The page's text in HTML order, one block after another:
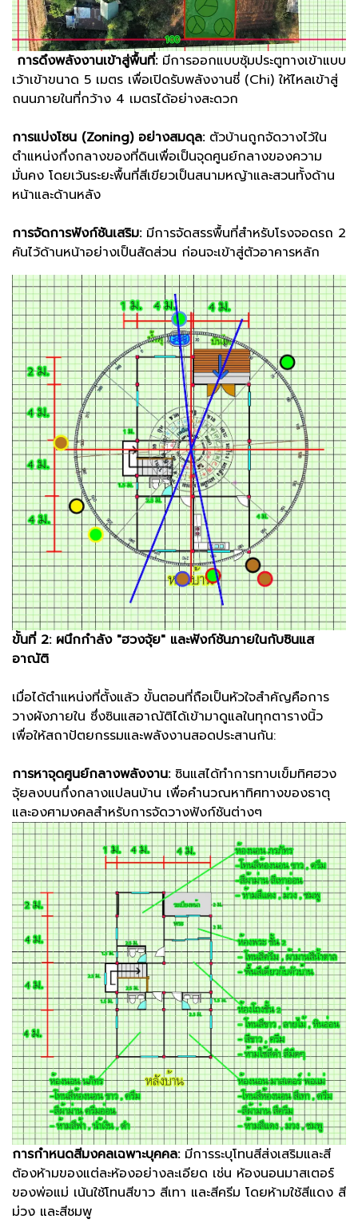
การดึงพลังงานเข้าสู่พื้นที่:มีการออกแบบซุ้มประตูทางเข้าแบบ
เว้าเข้าขนาด 5 เมตร เพื่อเปิดรับพลังงานชี่ (Chi) ให้ไหลเข้าสู่
ถนนภายในที่กว้าง 4 เมตรได้อย่างสะดวก
การแบ่งโซน (Zoning) อย่างสมดุล:ตัวบ้านถูกจัดวางไว้ใน
ตำแหน่งกึ่งกลางของที่ดินเพื่อเป็นจุดศูนย์กลางของความ
มั่นคง โดยเว้นระยะพื้นที่สีเขียวเป็นสนามหญ้าและสวนทั้งด้าน
หน้าและด้านหลัง
การจัดการฟังก์ชันเสริม:มีการจัดสรรพื้นที่สำหรับโรงจอดรถ 2
คันไว้ด้านหน้าอย่างเป็นสัดส่วน ก่อนจะเข้าสู่ตัวอาคารหลัก
ขั้นที่ 2: ผนึกกำลัง "ฮวงจุ้ย" และฟังก์ชันภายในกับซินแส
อาณัติ
เมื่อได้ตำแหน่งที่ตั้งแล้ว ขั้นตอนที่ถือเป็นหัวใจสำคัญคือการ
วางผังภายใน ซึ่งซินแสอาณัติได้เข้ามาดูแลในทุกตารางนิ้ว
เพื่อให้สถาปัตยกรรมและพลังงานสอดประสานกัน:
การหาจุดศูนย์กลางพลังงาน:ซินแสได้ทำการทาบเข็มทิศฮวง
จุ้ยลงบนกึ่งกลางแปลนบ้าน เพื่อคำนวณหาทิศทางของธาตุ
และองศามงคลสำหรับการจัดวางฟังก์ชันต่างๆ
การกำหนดสีมงคลเฉพาะบุคคล:มีการระบุโทนสีส่งเสริมและสี
ต้องห้ามของแต่ละห้องอย่างละเอียด เช่น ห้องนอนมาสเตอร์
ของพ่อแม่ เน้นใช้โทนสีขาว สีเทา และสีครีม โดยห้ามใช้สีแดง สี
ม่วง และสีชมพู